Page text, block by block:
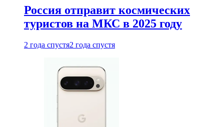
Россия отправит космических
туристов на МКС в 2025 году
2 года спустя2 года спустя